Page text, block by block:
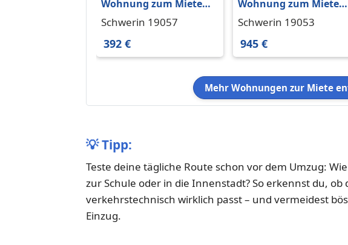
Wohnung zum Mieten
in Schwerin 392 € 56.42
Schwerin 19057
392 €
Wohnung zum Mieten
in Schwerin 945 € 80 m²
Schwerin 19053
945 €
Mehr Wohnungen zur Miete
💡Tipp:
Teste deine tägliche Route schon vor dem Umzug:
zur Schule oder in die Innenstadt? So erkennst du, ob
verkehrstechnisch wirklich passt – und vermeidest
Einzug.